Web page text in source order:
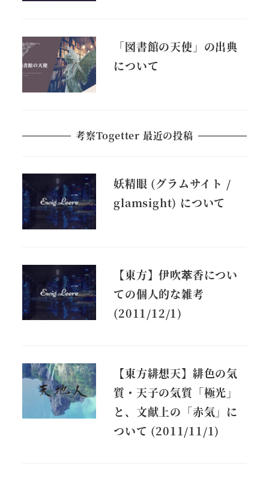
「図書館の天使」の出典
について
考察Togetter 最近の投稿
妖精眼 (グラムサイト /
glamsight) について
【東方】伊吹萃香につい
ての個人的な雑考
(2011/12/1)
【東方緋想天】緋色の気
質・天子の気質「極光」
と、文献上の「赤気」に
ついて (2011/11/1)